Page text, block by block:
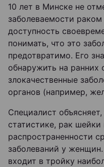
10 лет в Минске не
заболеваемости
доступность
понимать, что это
предотвратимо. Его
обнаружить на ранних
злокачественные
органов (например,
Специалист
статистике, рак
распространенности
заболеваний у
входит в тройку